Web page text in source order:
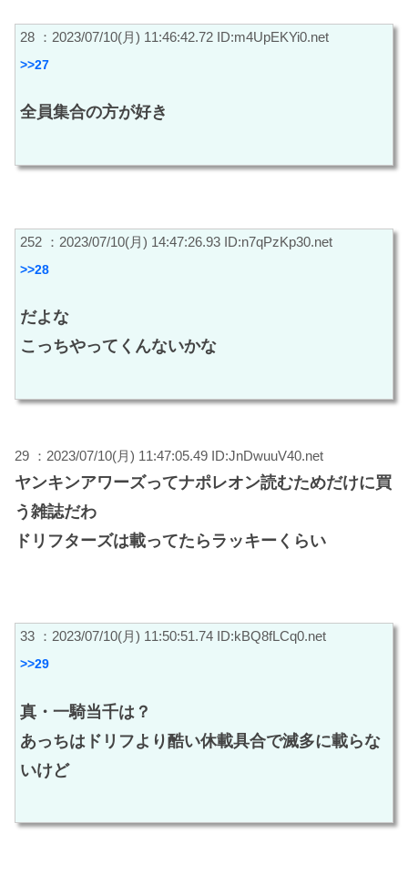
28 ：2023/07/10(月) 11:46:42.72 ID:m4UpEKYi0.net
>>27
全員集合の方が好き
252 ：2023/07/10(月) 14:47:26.93 ID:n7qPzKp30.net
>>28
だよな
こっちやってくんないかな
29 ：2023/07/10(月) 11:47:05.49 ID:JnDwuuV40.net
ヤンキンアワーズってナポレオン読むためだけに買
う雑誌だわ
ドリフターズは載ってたらラッキーくらい
33 ：2023/07/10(月) 11:50:51.74 ID:kBQ8fLCq0.net
>>29
真・一騎当千は？
あっちはドリフより酷い休載具合で滅多に載らな
いけど